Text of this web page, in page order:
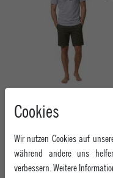
"RENNRADLER"
HELLGRAU
ab 39,95 €
Cookies
Wir nutzen Cookies auf
während andere uns
verbessern. Weitere